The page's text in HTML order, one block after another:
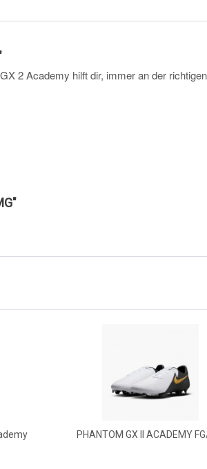
2 Academy hilft dir, immer an der
PHANTOM GX II ACADEMY